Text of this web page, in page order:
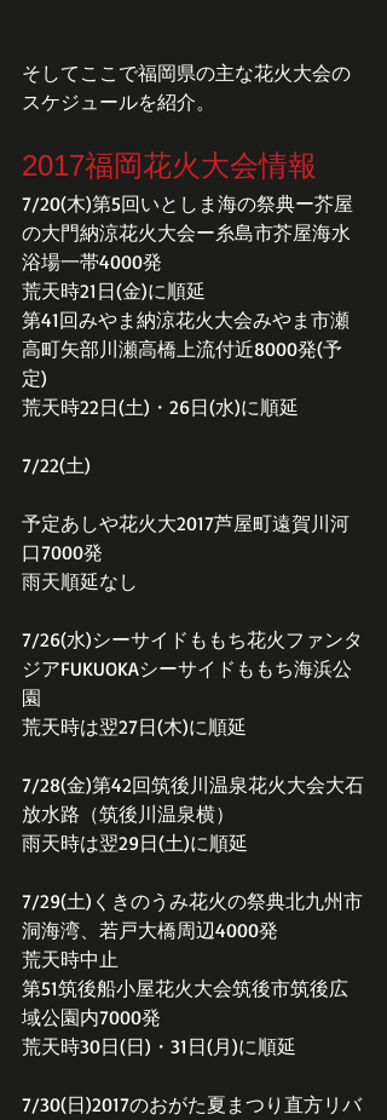
そしてここで福岡県の主な花火大会の
スケジュールを紹介。
2017福岡花火大会情報
7/20(木)第5回いとしま海の祭典ー芥屋
の大門納涼花火大会ー糸島市芥屋海水
浴場一帯4000発
荒天時21日(金)に順延
第41回みやま納涼花火大会みやま市瀬
高町矢部川瀬高橋上流付近8000発(予
定)
荒天時22日(土)・26日(水)に順延
7/22(土)
予定あしや花火大2017芦屋町遠賀川河
口7000発
雨天順延なし
7/26(水)シーサイドももち花火ファンタ
ジアFUKUOKAシーサイドももち海浜公
園
荒天時は翌27日(木)に順延
7/28(金)第42回筑後川温泉花火大会大石
放水路（筑後川温泉横）
雨天時は翌29日(土)に順延
7/29(土)くきのうみ花火の祭典北九州市
洞海湾、若戸大橋周辺4000発
荒天時中止
第51筑後船小屋花火大会筑後市筑後広
域公園内7000発
荒天時30日(日)・31日(月)に順延
7/30(日)2017のおがた夏まつり直方リバ